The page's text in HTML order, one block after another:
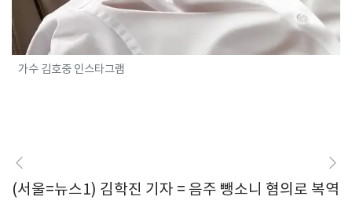
가수 김호중 인스타그램
(서울=뉴스1) 김학진 기자 = 음주 뺑소니 혐의로 복역